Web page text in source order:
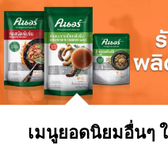
เมนูยอดนิยมอื่นๆ